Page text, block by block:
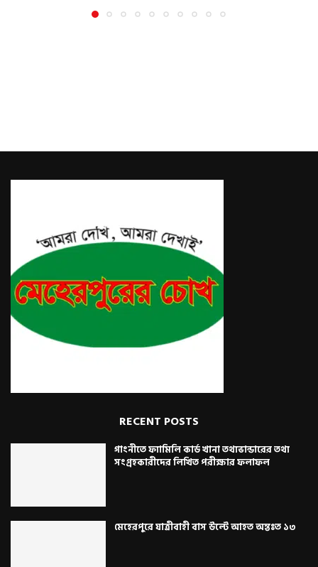
RECENT POSTS
গাংনীতে ফ্যামিলি কার্ড খানা তথ্যভান্ডারের তথ্য
সংগ্রহকারীদের লিখিত পরীক্ষার ফলাফল
মেহেরপুরে যাত্রীবাহী বাস উল্টে আহত অন্তঃত ১৩